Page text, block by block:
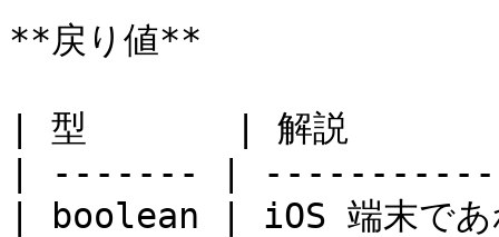
**戻り値**
| 型       | 解説
| ------- |
| boolean | iOS 端末で